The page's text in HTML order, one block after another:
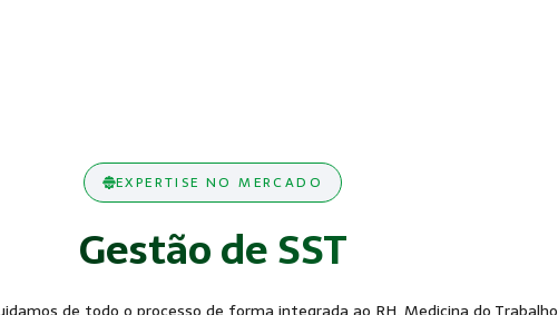
EXPERTISE NO MERCADO
Gestão de SST